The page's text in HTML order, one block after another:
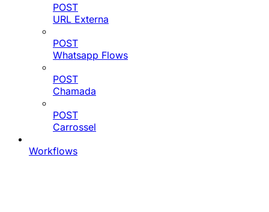
POST
URL Externa
POST
Whatsapp Flows
POST
Chamada
POST
Carrossel
Workflows